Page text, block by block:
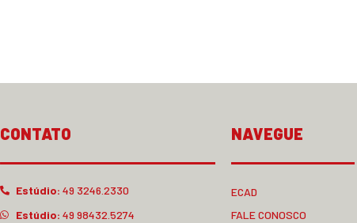
CONTATO
Estúdio: 49 3246.2330
Estúdio: 49 98432.5274
NAVEGUE
ECAD
FALE CONOSCO